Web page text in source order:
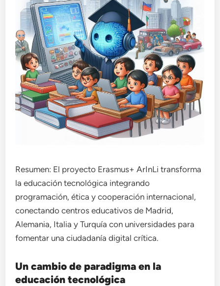
Resumen: El proyecto Erasmus+ ArInLi transforma
la educación tecnológica integrando
programación, ética y cooperación internacional,
conectando centros educativos de Madrid,
Alemania, Italia y Turquía con universidades para
fomentar una ciudadanía digital crítica.
Un cambio de paradigma en la
educación tecnológica